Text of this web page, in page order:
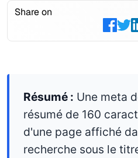
Share on
Résumé : Une meta
résumé de 160
d'une page affiché
recherche sous le